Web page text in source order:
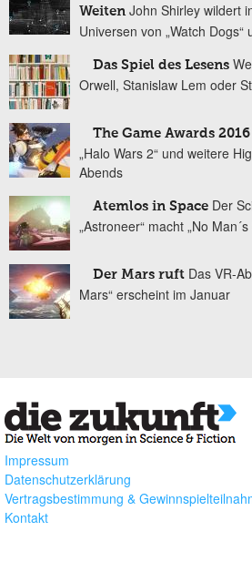
Weiten John Shirley wildert
Universen von „Watch Dogs“
Das Spiel des Lesens
Orwell, Stanislaw Lem oder
The Game Awards 2016
„Halo Wars 2“ und weitere
Abends
Atemlos in Space Der
„Astroneer“ macht „No
Der Mars ruft Das VR-
Mars“ erscheint im Januar
Impressum
Datenschutzerklärung
Vertragsbestimmung &
Kontakt